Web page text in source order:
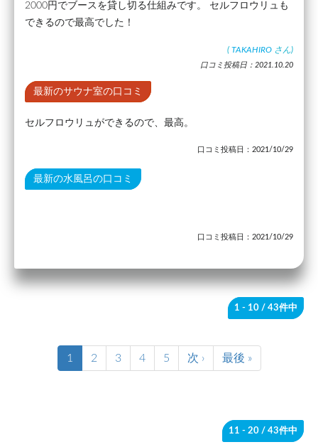
2000円でブースを貸し切る仕組みです。 セルフロウリュも
できるので最高でした！
( TAKAHIRO さん)
口コミ投稿日：2021.10.20
最新のサウナ室の口コミ
セルフロウリュができるので、最高。
口コミ投稿日：2021/10/29
最新の水風呂の口コミ
口コミ投稿日：2021/10/29
1 - 10 / 43件中
1 2 3 4 5 次 › 最後 »
11 - 20 / 43件中